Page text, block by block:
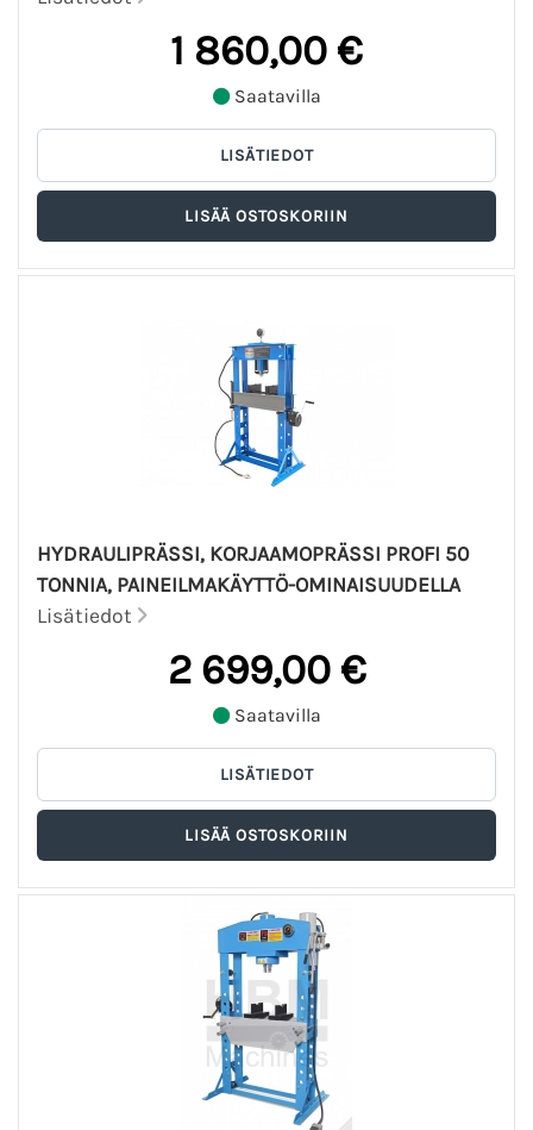
1 860,00 €
Saatavilla
HYDRAULIPRÄSSI, KORJAAMOPRÄSSI PROFI 50
TONNIA, PAINEILMAKÄYTTÖ-OMINAISUUDELLA
Lisätiedot
2 699,00 €
Saatavilla